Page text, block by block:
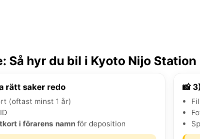
Så hyr du bil i Kyoto Nijo Station
rätt saker redo
(oftast minst 1 år)
i förarens namn för deposition
📸